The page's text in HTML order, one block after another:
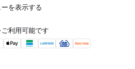
を表示する
利用可能です